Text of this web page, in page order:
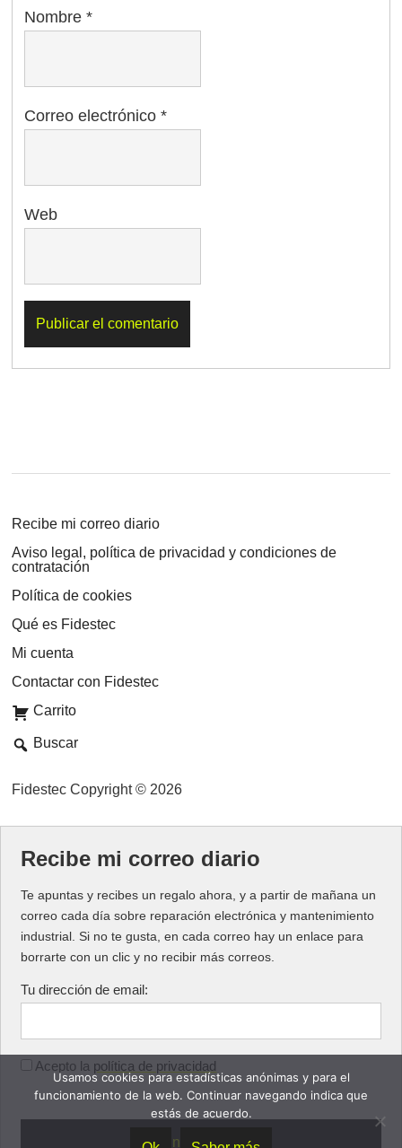
Nombre*
Correo electrónico*
Web
Recibe mi correo diario
Aviso legal, política de privacidad y condiciones de
contratación
Política de cookies
Qué es Fidestec
Mi cuenta
Contactar con Fidestec
Carrito
Buscar
Fidestec Copyright © 2026
Recibe mi correo diario
Te apuntas y recibes un regalo ahora, y a partir de mañana un
correo cada día sobre reparación electrónica y mantenimiento
industrial. Si no te gusta, en cada correo hay un enlace para
borrarte con un clic y no recibir más correos.
Tu dirección de email:
Acepto la política de privacidad
Usamos cookies para estadísticas anónimas y para el
funcionamiento de la web. Continuar navegando indica que
estás de acuerdo.